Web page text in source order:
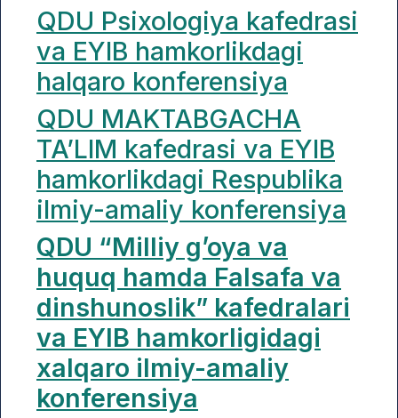
QDU Psixologiya kafedrasi
va EYIB hamkorlikdagi
halqaro konferensiya
QDU MAKTABGACHA
TA’LIM kafedrasi va EYIB
hamkorlikdagi Respublika
ilmiy-amaliy konferensiya
QDU “Milliy g’oya va
huquq hamda Falsafa va
dinshunoslik” kafedralari
va EYIB hamkorligidagi
xalqaro ilmiy-amaliy
konferensiya